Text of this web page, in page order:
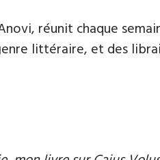
réunit chaque
littéraire, et des